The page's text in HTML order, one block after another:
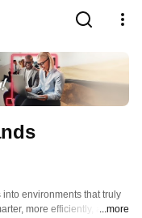
environments that truly
more efficiently, and ...more